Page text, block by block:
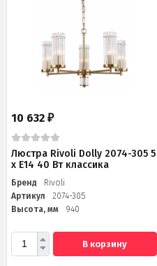
10 632 ₽
Люстра Rivoli Dolly 2074-305 5
х Е14 40 Вт классика
Бренд
Rivoli
Артикул
2074-305
Высота, мм
940
В корзину